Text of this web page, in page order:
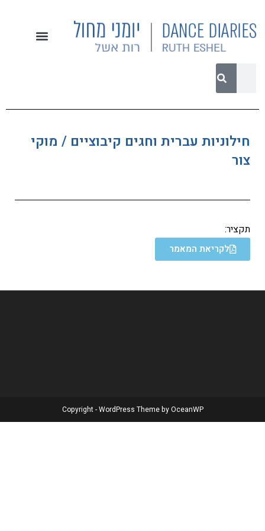
חילוניות עברית וחגים קיבוציים / מוקי
צור
תקציר:
לקריאת המאמר
Copyright - WordPress Theme by OceanWP